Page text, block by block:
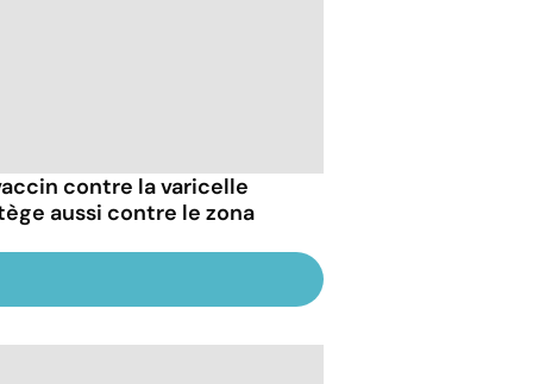
contre la varicelle
aussi contre le zona